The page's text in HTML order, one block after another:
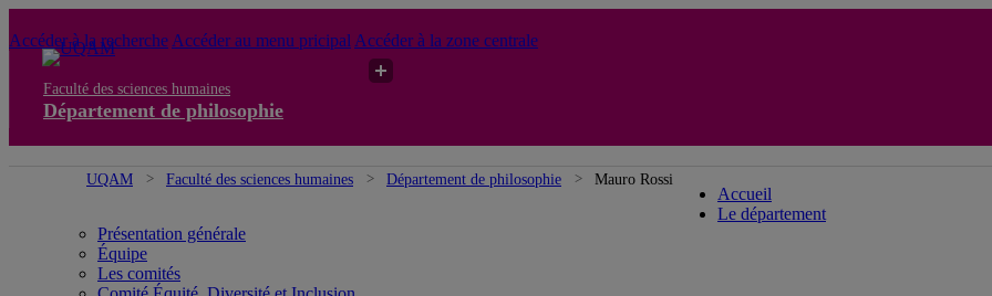
Accéder à la recherche Accéder au menu pricipal Accéder à la zone centrale
Faculté des sciences humaines
Département de philosophie
UQAM Faculté des sciences humaines Département de philosophie Mauro Rossi
Accueil
Le département
Présentation générale
Équipe
Les comités